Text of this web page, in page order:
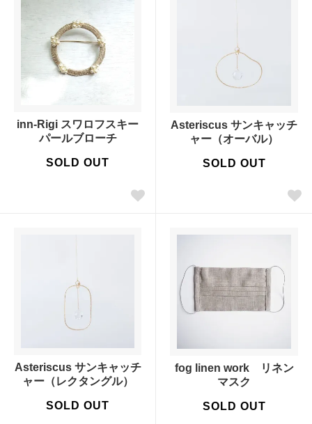
inn-Rigi スワロフスキー
パールブローチ
SOLD OUT
Asteriscus サンキャッチ
ャー（オーバル）
SOLD OUT
Asteriscus サンキャッチ
ャー（レクタングル）
SOLD OUT
fog linen work リネン
マスク
SOLD OUT